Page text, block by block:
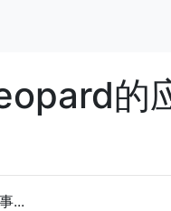
的
...